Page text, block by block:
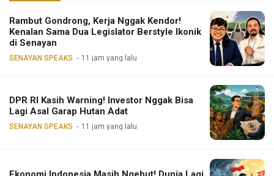
Rambut Gondrong, Kerja Nggak Kendor!
Kenalan Sama Dua Legislator Berstyle Ikonik
di Senayan
SENAYAN SPEAKS 11 jam yang lalu
DPR RI Kasih Warning! Investor Nggak Bisa
Lagi Asal Garap Hutan Adat
SENAYAN SPEAKS 11 jam yang lalu